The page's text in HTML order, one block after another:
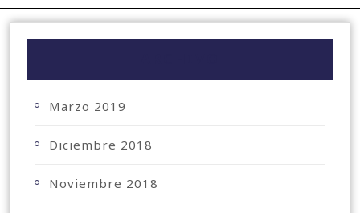
Marzo 2019
Diciembre 2018
Noviembre 2018